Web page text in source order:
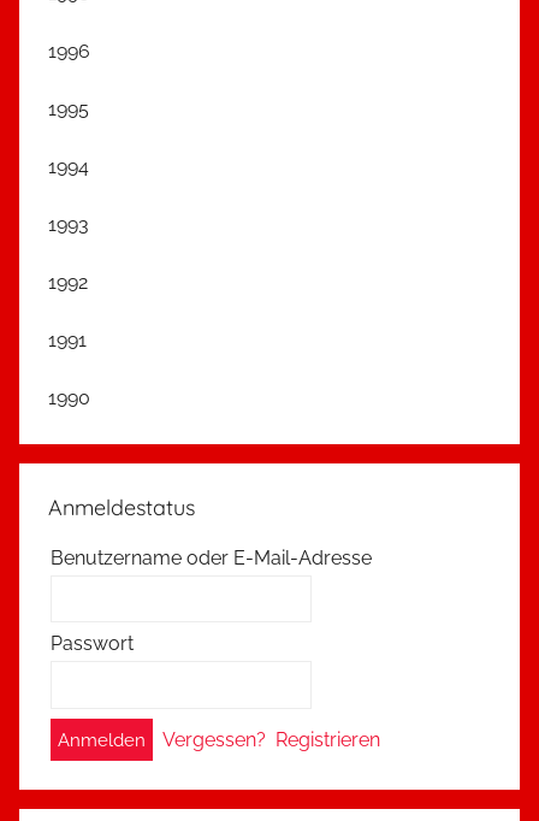
1996
1995
1994
1993
1992
1991
1990
Anmeldestatus
Benutzername oder E-Mail-Adresse
Passwort
A
l
t
Vergessen? Registrieren